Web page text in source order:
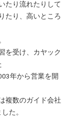
たり流れたりして
たり、高いところ
を受け、カヤック
年から営業を開
複数のガイド会社
た。